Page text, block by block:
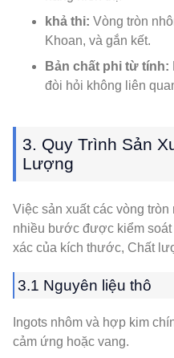
khả thi: Vòng tròn
Khoan, và gắn kết.
Bản chất phi từ tính:
đòi hỏi không liên
3. Quy Trình Sản
Lượng
Việc sản xuất các vòng
nhiều bước được kiểm soát
xác của kích thước, Chất
3.1 Nguyên liệu thô
Ingots nhôm và hợp kim
cảm ứng hoặc vang.